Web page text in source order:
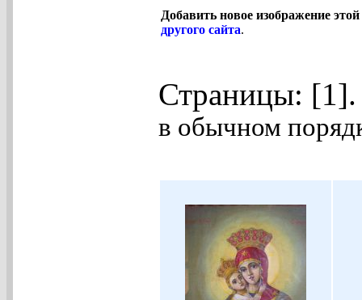
Добавить новое изображение
другого сайта.
Страницы:
в обычном